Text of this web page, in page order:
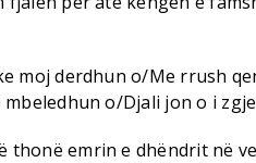
moj derdhun o/Me rrush
o/Djali jon o i
thonë emrin e dhëndrit në